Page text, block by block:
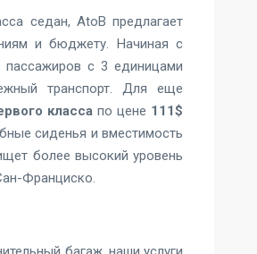
седан, AtoB предлагает
и бюджету. Начиная с
с 3 единицами
транспорт. Для еще
класса по цене 111$
сиденья и вместимость
более высокий уровень
Франциско.